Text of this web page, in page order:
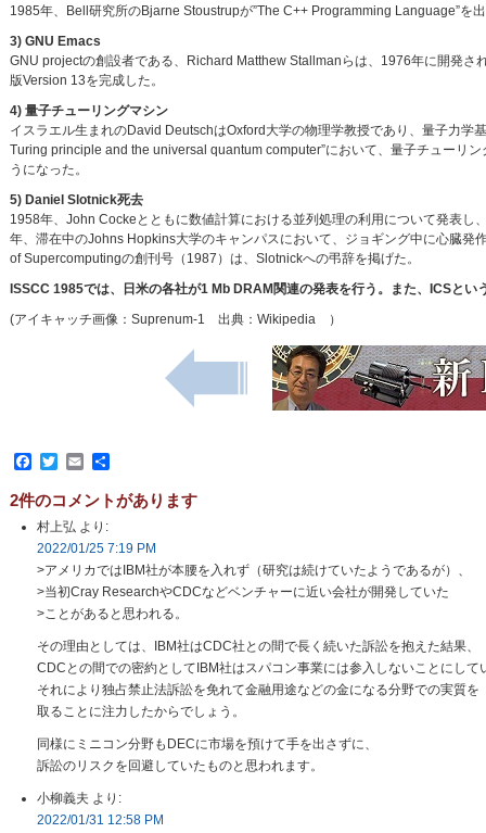
1985年、Bell研究所のBjarne Stoustrupが”The C++ Programming Language”を
3) GNU Emacs
GNU projectの創設者である、Richard Matthew Stallmanらは、1976年に開発
版Version 13を完成した。
4) 量子チューリングマシン
イスラエル生まれのDavid DeutschはOxford大学の物理学教授であり、量子力
Turing principle and the universal quantum computer”において、量子チューリ
うになった。
5) Daniel Slotnick死去
1958年、John Cockeとともに数値計算における並列処理の利用について発表
年、滞在中のJohns Hopkins大学のキャンパスにおいて、ジョギング中に心臓
of Supercomputingの創刊号（1987）は、Slotnickへの弔辞を掲げた。
ISSCC 1985では、日米の各社が1 Mb DRAM関連の発表を行う。また、ICSと
(アイキャッチ画像：Suprenum-1 出典：Wikipedia ）
Facebook
TwitterEmail
共
2件のコメントがあります
村上弘 より:
2022/01/25 7:19 PM
>アメリカではIBM社が本腰を入れず（研究は続けていたようであるが）、
>当初Cray ResearchやCDCなどベンチャーに近い会社が開発していた
>ことがあると思われる。
その理由としては、IBM社はCDC社との間で長く続いた訴訟を抱えた結果、
CDCとの間での密約としてIBM社はスパコン事業には参入しないことにして
それにより独占禁止法訴訟を免れて金融用途などの金になる分野での実質を
取ることに注力したからでしょう。
同様にミニコン分野もDECに市場を預けて手を出さずに、
訴訟のリスクを回避していたものと思われます。
小柳義夫 より:
2022/01/31 12:58 PM